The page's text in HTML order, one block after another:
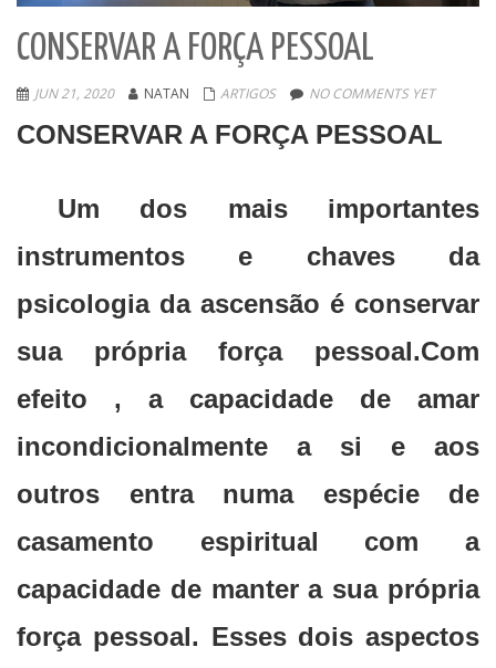
CONSERVAR A FORÇA PESSOAL
JUN 21, 2020 NATAN ARTIGOS NO COMMENTS YET
CONSERVAR A FORÇA PESSOAL
Um dos mais importantes
instrumentos e chaves da
psicologia da ascensão é conservar
sua própria força pessoal.Com
efeito , a capacidade de amar
incondicionalmente a si e aos
outros entra numa espécie de
casamento espiritual com a
capacidade de manter a sua própria
força pessoal. Esses dois aspectos